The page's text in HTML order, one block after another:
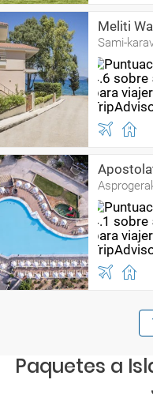
Meliti
Sami-
Paquetes a